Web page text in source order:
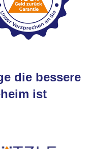
die bessere
ist